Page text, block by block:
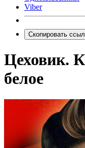
Viber
Скопировать
Цеховик.
белое